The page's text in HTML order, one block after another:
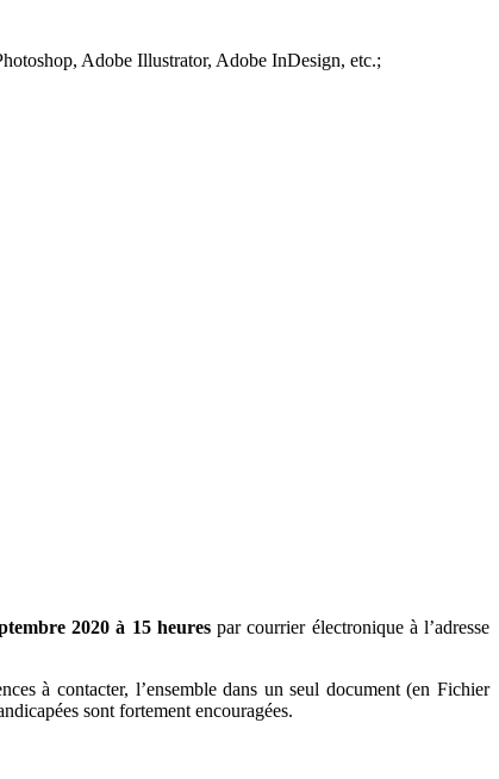
Adobe Illustrator, Adobe InDesign, etc.;
2020 à 15 heurespar courrier électronique à l’adresse
à contacter, l’ensemble dans un seul document (en Fichier
sont fortement encouragées.